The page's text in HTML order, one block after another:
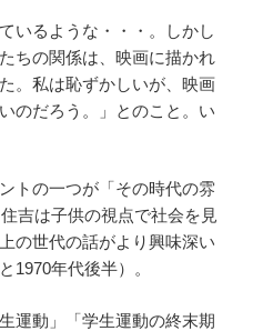
いるような・・・。しかし
ちの関係は、映画に描かれ
。私は恥ずかしいが、映画
のだろう。」とのこと。い
トの一つが「その時代の雰
吉は子供の視点で社会を見
の世代の話がより興味深い
1970年代後半）。
運動」「学生運動の終末期